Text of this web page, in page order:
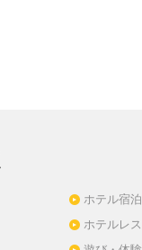
ホテル宿泊
ホテルレ